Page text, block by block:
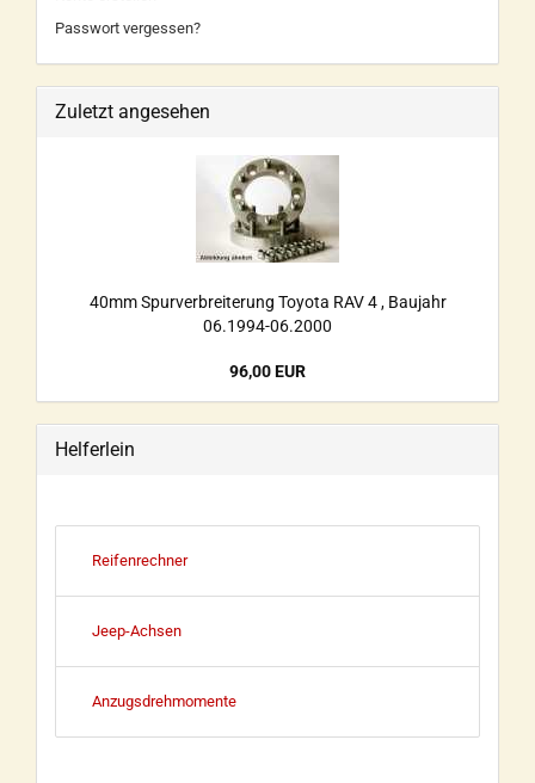
Passwort vergessen?
Zuletzt angesehen
40mm Spurverbreiterung Toyota RAV 4 , Baujahr
06.1994-06.2000
96,00 EUR
Helferlein
Reifenrechner
Jeep-Achsen
Anzugsdrehmomente